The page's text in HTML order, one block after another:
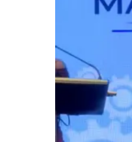
Universitaria